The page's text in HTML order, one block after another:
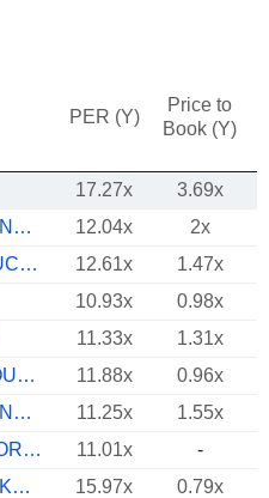
PER (Y)
Price to
Book (Y)
17.27x
3.69x
SINOTRUK (HONG KONG) LIMITED
12.04x
2x
SINOTRUK JINAN TRUCK CO.,LTD
12.61x
1.47x
10.93x
0.98x
11.33x
1.31x
CIMC VEHICLES (GROUP) CO., LTD.
11.88x
0.96x
ROSENBAUER INTERNATIONAL AG
11.25x
1.55x
MORITA HOLDINGS CORPORATION
11.01x
-
KYOKUTO KAIHATSU KOGYO CO.,LTD.
15.97x
0.79x